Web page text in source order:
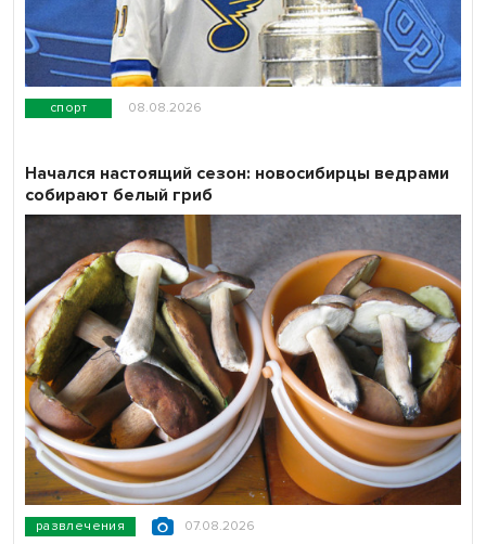
спорт 08.08.2026
развлечения 07.08.2026
Начался настоящий сезон: новосибирцы ведрами
собирают белый гриб